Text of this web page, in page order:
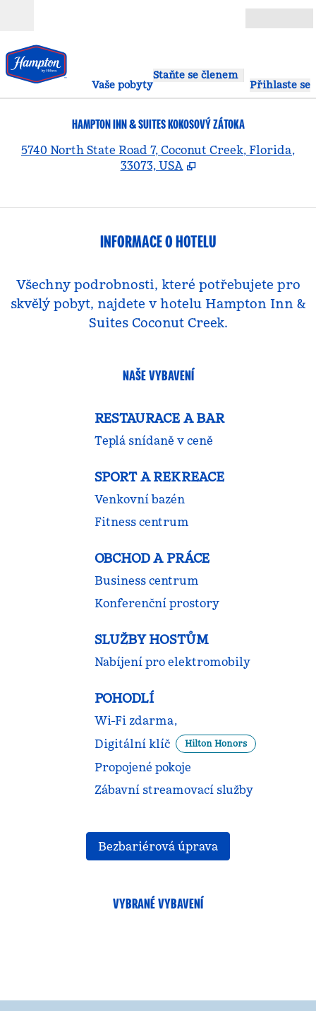
Vaše pobyty
Staňte se členem
Přihlaste se
HAMPTON INN & SUITES KOKOSOVÝ ZÁTOKA
5740 North State Road 7, Coconut Creek, Florida,
33073, USA
INFORMACE O HOTELU
Všechny podrobnosti, které potřebujete pro
skvělý pobyt, najdete v hotelu Hampton Inn &
Suites Coconut Creek.
NAŠE VYBAVENÍ
RESTAURACE A BAR
Teplá snídaně v ceně
SPORT A REKREACE
Venkovní bazén
Fitness centrum
OBCHOD A PRÁCE
Business centrum
Konferenční prostory
SLUŽBY HOSTŮM
Nabíjení pro elektromobily
POHODLÍ
Wi-Fi zdarma,
Digitální klíč
Hilton Honors
Propojené pokoje
Zábavní streamovací služby
Bezbariérová úprava
VYBRANÉ VYBAVENÍ
FITNESS CENTRUM